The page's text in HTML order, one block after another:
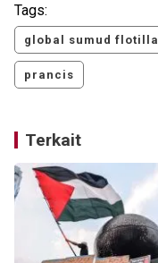
Tags:
global sumud flotilla
prancis
Terkait